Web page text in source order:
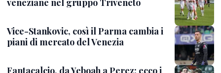
veneziane nel gruppo Triveneto
Vice-Stankovic, così il Parma cambia i
piani di mercato del Venezia
Fantacalcio, da Yeboah a Perez: ecco i